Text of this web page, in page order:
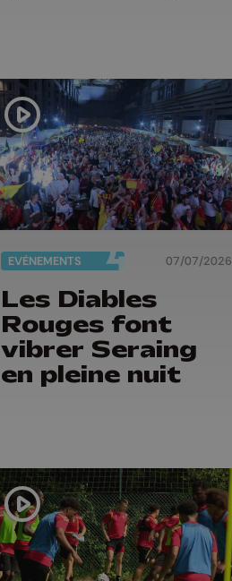
EVÈNEMENTS 07/07/2026
Les Diables
Rouges font
vibrer Seraing
en pleine nuit